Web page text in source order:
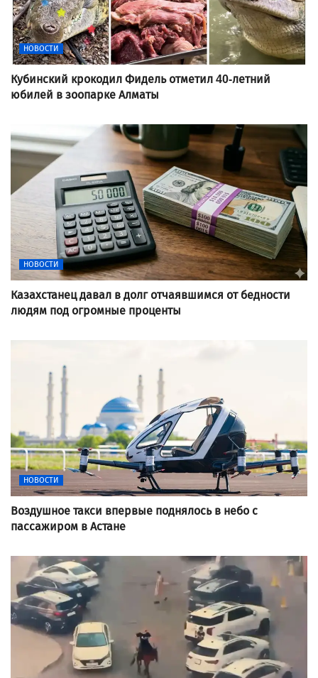
НОВОСТИ
Кубинский крокодил Фидель отметил 40-летний
юбилей в зоопарке Алматы
НОВОСТИ
Казахстанец давал в долг отчаявшимся от бедности
людям под огромные проценты
НОВОСТИ
Воздушное такси впервые поднялось в небо с
пассажиром в Астане